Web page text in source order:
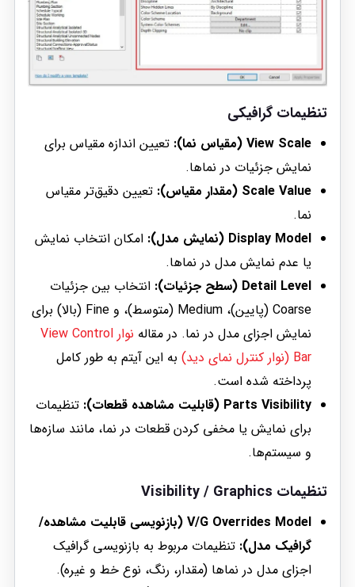
تنظیمات گرافیکی
View Scale (مقیاس نما):
تعیین اندازه مقیاس برای
نمایش جزئیات در نماها.
Scale Value (مقدار مقیاس):
تعیین دقیق‌تر مقیاس
نما.
Display Model (نمایش مدل):
امکان انتخاب نمایش
یا عدم نمایش مدل در نماها.
Detail Level (سطح جزئیات):
انتخاب بین جزئیات
Coarse (پایین)، Medium (متوسط)، و Fine (بالا) برای
نمایش اجزای مدل در نما. در مقاله
نوار View Control
Bar (نوار کنترل نمای دید)
به این آیتم به طور کامل
پرداخته شده است.
Parts Visibility (قابلیت مشاهده قطعات):
تنظیمات
برای نمایش یا مخفی کردن قطعات در نما، مانند سازه‌ها
و سیستم‌ها.
تنظیمات Visibility / Graphics
V/G Overrides Model (بازنویسی قابلیت مشاهده/
گرافیک مدل): تنظیمات مربوط به بازنویسی گرافیک
اجزای مدل در نماها (مقدار، رنگ، نوع خط و غیره).